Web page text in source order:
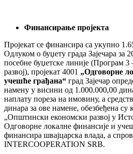
Финансирање пројекта
Пројекат се финансира са укупно
Одлуком о буџету града Зајечара за
посебне буџетске линије (Програм
развој), пројекат 4001 „Одговорне
учешће грађана“ град Зајечар
намену у висини од 1.000.000,00
наплату пореза на имовину, а
динара за ове намене, обезбеђена
„Општински економски развој у
Одговорне локалне финансије и
финансира швајцарска влада, а
INTERCOOPERATION SRB.